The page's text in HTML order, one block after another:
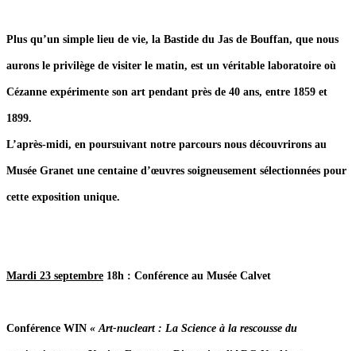
Plus qu’un simple lieu de vie, la Bastide du Jas de Bouffan, que nous
aurons le privilège de visiter le matin, est un véritable laboratoire où
Cézanne expérimente son art pendant près de 40 ans, entre 1859 et
1899.
L’après-midi, en poursuivant notre parcours nous découvrirons au
Musée Granet une centaine d’œuvres soigneusement sélectionnées pour
cette exposition unique.
Mardi 23 septembre 18h : Conférence au Musée Calvet
Conférence WIN « Art-nucleart : La Science à la rescousse du